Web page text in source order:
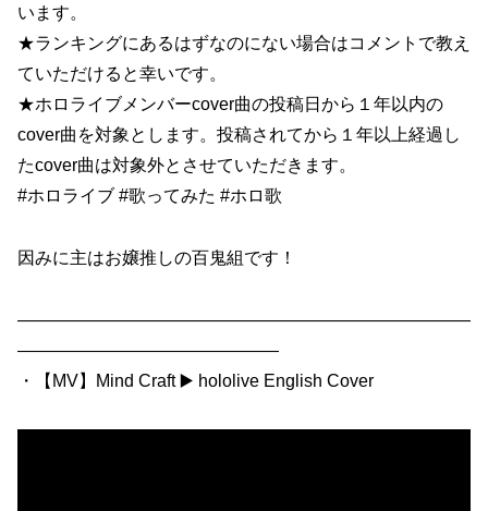
います。
★ランキングにあるはずなのにない場合はコメントで教え
ていただけると幸いです。
★ホロライブメンバーcover曲の投稿日から１年以内の
cover曲を対象とします。投稿されてから１年以上経過し
たcover曲は対象外とさせていただきます。
#ホロライブ​ #歌ってみた​ #ホロ歌​
因みに主はお嬢推しの百鬼組です！
——————————————————————————
———————————————
・【MV】Mind Craft ▶️ hololive English Cover